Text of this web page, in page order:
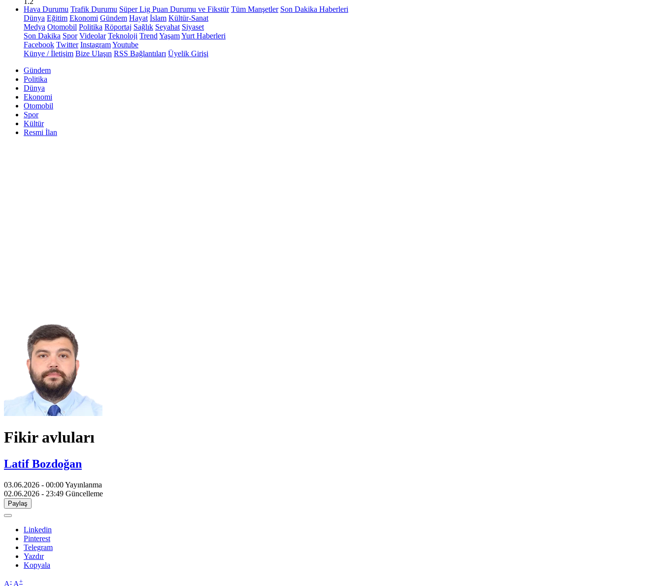
Hava Durumu Trafik Durumu Süper Lig Puan Durumu ve Fikstür Tüm Manşetler Son Dakika Haberleri
Dünya Eğitim Ekonomi Gündem Hayat İslam Kültür-Sanat
Medya Otomobil Politika Röportaj Sağlık Seyahat Siyaset
Son Dakika Spor Videolar Teknoloji Trend YaşamYurt Haberleri
Facebook Twitter InstagramYoutube
Künye / İletişim Bize Ulaşın RSS Bağlantıları Üyelik Girişi
Gündem
Politika
Dünya
Ekonomi
Otomobil
Spor
Kültür
Resmi İlan
Fikir avluları
Latif Bozdoğan
03.06.2026 - 00:00Yayınlanma
02.06.2026 - 23:49 Güncelleme
Paylaş
Linkedin
Pinterest
Telegram
Yazdır
Kopyala
A- A+